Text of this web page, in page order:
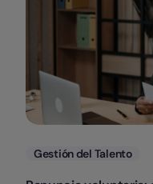
Categorias
Gestión del Talento